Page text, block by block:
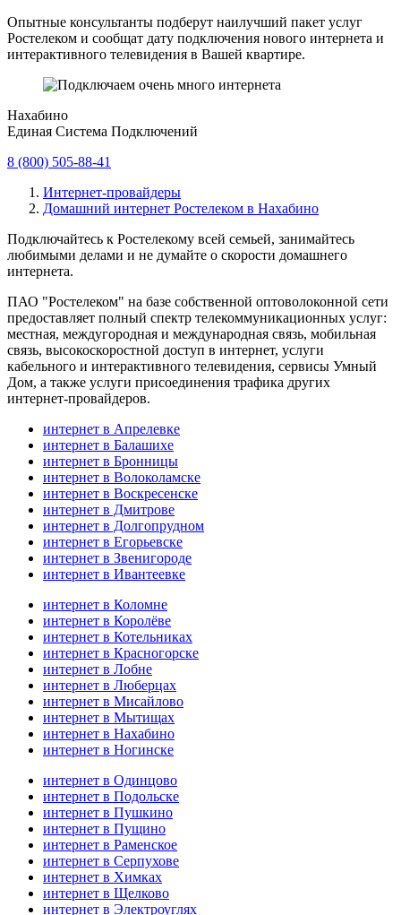
Опытные консультанты подберут наилучший пакет услуг
Ростелеком и сообщат дату подключения нового интернета и
интерактивного телевидения в Вашей квартире.
Нахабино
Единая Система Подключений
8 (800) 505-88-41
Интернет-провайдеры
Домашний интернет Ростелеком в Нахабино
Подключайтесь к Ростелекому всей семьей, занимайтесь
любимыми делами и не думайте о скорости домашнего
интернета.
ПАО "Ростелеком" на базе собственной оптоволоконной сети
предоставляет полный спектр телекоммуникационных услуг:
местная, междугородная и международная связь, мобильная
связь, высокоскоростной доступ в интернет, услуги
кабельного и интерактивного телевидения, сервисы Умный
Дом, а также услуги присоединения трафика других
интернет-провайдеров.
интернет в Апрелевке
интернет в Балашихе
интернет в Бронницы
интернет в Волоколамске
интернет в Воскресенске
интернет в Дмитрове
интернет в Долгопрудном
интернет в Егорьевске
интернет в Звенигороде
интернет в Ивантеевке
интернет в Коломне
интернет в Королёве
интернет в Котельниках
интернет в Красногорске
интернет в Лобне
интернет в Люберцах
интернет в Мисайлово
интернет в Мытищах
интернет в Нахабино
интернет в Ногинске
интернет в Одинцово
интернет в Подольске
интернет в Пушкино
интернет в Пущино
интернет в Раменское
интернет в Серпухове
интернет в Химках
интернет в Щелково
интернет в Электроуглях